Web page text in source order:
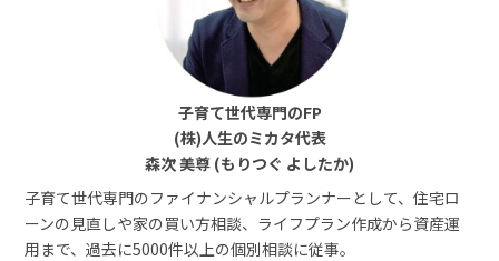
子育て世代専門のFP
(株)人生のミカタ代表
森次 美尊 (もりつぐ よしたか)
子育て世代専門のファイナンシャルプランナーとして、住宅ロ
ーンの見直しや家の買い方相談、ライフプラン作成から資産運
用まで、過去に5000件以上の個別相談に従事。